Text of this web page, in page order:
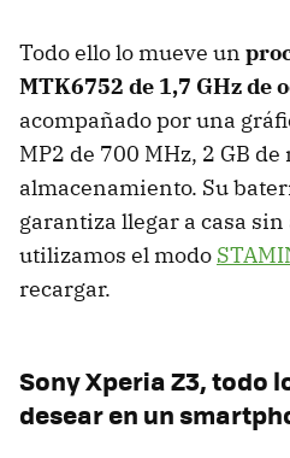
Todo ello lo mueve un
MTK6752 de 1,7 GHz de
acompañado por una
MP2 de 700 MHz, 2 GB
almacenamiento. Su
garantiza llegar a casa
utilizamos el modo
recargar.
Sony Xperia Z3, todo
desear en un